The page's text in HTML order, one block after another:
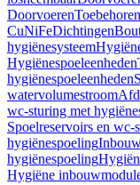
Doorvoeren
CuNiFeDichtingen
hygiënesysteem
Hygiënespoeleenheden
hygiënespoeleenheden
watervolumestroom
wc-sturing met
Spoelreservoirs en wc-
hygiënespoeling
hygiënespoeling
Hygiëne